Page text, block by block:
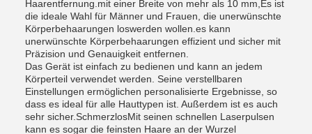
Haarentfernung.mit einer Breite von mehr als 10 mm,Es ist
die ideale Wahl für Männer und Frauen, die unerwünschte
Körperbehaarungen loswerden wollen.es kann
unerwünschte Körperbehaarungen effizient und sicher mit
Präzision und Genauigkeit entfernen.
Das Gerät ist einfach zu bedienen und kann an jedem
Körperteil verwendet werden. Seine verstellbaren
Einstellungen ermöglichen personalisierte Ergebnisse, so
dass es ideal für alle Hauttypen ist. Außerdem ist es auch
sehr sicher.SchmerzlosMit seinen schnellen Laserpulsen
kann es sogar die feinsten Haare an der Wurzel